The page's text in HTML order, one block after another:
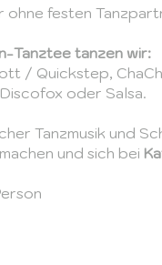
ohne festen
Tanztee tanzen wir:
/ Quickstep,
oder Salsa.
Tanzmusik und
und sich bei